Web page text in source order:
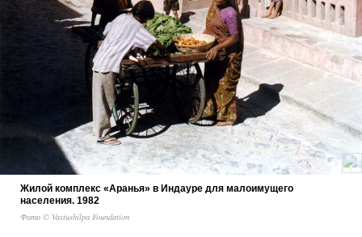
Жилой комплекс «Аранья» в Индауре для малоимущего
населения. 1982
Фото © Vastushilpa Foundation